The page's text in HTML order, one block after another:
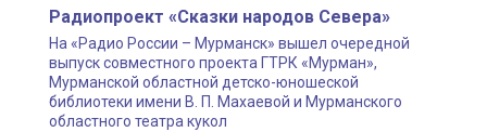
Радиопроект «Сказки народов Севера»
На «Радио России – Мурманск» вышел очередной
выпуск совместного проекта ГТРК «Мурман»,
Мурманской областной детско-юношеской
библиотеки имени В. П. Махаевой и Мурманского
областного театра кукол